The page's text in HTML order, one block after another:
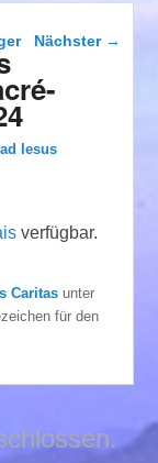
Nächster →
Iesus
verfügbar.
Caritas unter
für den